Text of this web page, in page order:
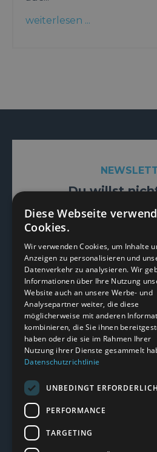
weiterlesen ...
Du willst
Hier kannst du dich
unseren Newsletter
unseren News und
aktuell.
NEWSLETTER
Diese Webseite
Cookies.
Wir verwenden Cookies, um Inhalte
Anzeigen zu personalisieren und
Datenverkehr zu analysieren. Wir
Informationen über Ihre Nutzung
Website auch an unsere Werbe- und
Analysepartner weiter, die diese
möglicherweise mit anderen
kombinieren, die Sie ihnen
haben oder die sie im Rahmen Ihrer
Nutzung ihrer Dienste gesammelt
Datenschutzrichtlinie
UNBEDINGT ERFORDERLICH
PERFORMANCE
TARGETING